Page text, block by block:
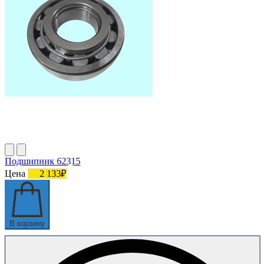
Подшипник 62315
Цена
2 133₽
В корзину